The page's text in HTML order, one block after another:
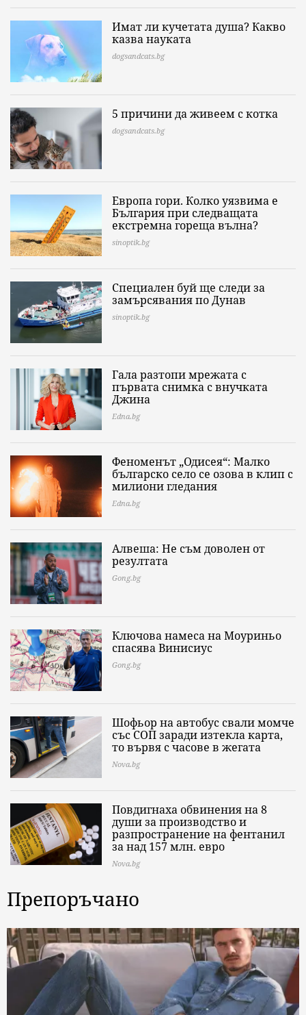
Имат ли кучетата душа? Какво
казва науката
dogsandcats.bg
5 причини да живеем с котка
dogsandcats.bg
Европа гори. Колко уязвима е
България при следващата
екстремна гореща вълна?
sinoptik.bg
Специален буй ще следи за
замърсявания по Дунав
sinoptik.bg
Гала разтопи мрежата с
първата снимка с внучката
Джина
Edna.bg
Феноменът „Одисея“: Малко
българско село се озова в клип с
милиони гледания
Edna.bg
Алвеша: Не съм доволен от
резултата
Gong.bg
Ключова намеса на Моуриньо
спасява Винисиус
Gong.bg
Шофьор на автобус свали момче
със СОП заради изтекла карта,
то вървя с часове в жегата
Nova.bg
Повдигнаха обвинения на 8
души за производство и
разпространение на фентанил
за над 157 млн. евро
Nova.bg
Препоръчано